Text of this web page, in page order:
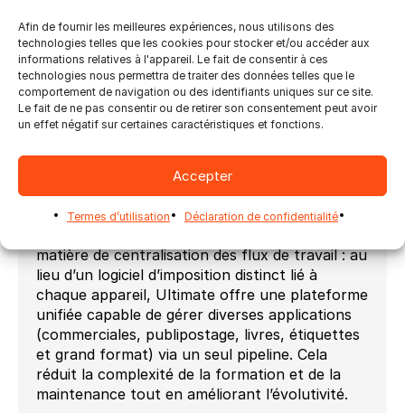
Afin de fournir les meilleures expériences, nous utilisons des
technologies telles que les cookies pour stocker et/ou accéder aux
informations relatives à l'appareil. Le fait de consentir à ces
technologies nous permettra de traiter des données telles que le
comportement de navigation ou des identifiants uniques sur ce site.
Le fait de ne pas consentir ou de retirer son consentement peut avoir
un effet négatif sur certaines caractéristiques et fonctions.
Accepter
Termes d’utilisation Déclaration de confidentialité
personnalisation de masse, tout en
complexifiant la gestion de nombreux SKU et
lots – une tâche que les solutions Ultimate
peuvent entièrement automatiser. Le système
peut même gérer des étiquettes à contenu
étendu, comme les brochures
lots et la séparation des rouleaux multi-clients
directement à partir de données CSV ou MIS,
matière de centralisation des flux de travail : au
lieu d’un logiciel d’imposition distinct lié à
chaque appareil, Ultimate offre une plateforme
unifiée capable de gérer diverses applications
(commerciales, publipostage, livres, étiquettes
et grand format) via un seul pipeline. Cela
réduit la complexité de la formation et de la
maintenance tout en améliorant l’évolutivité.